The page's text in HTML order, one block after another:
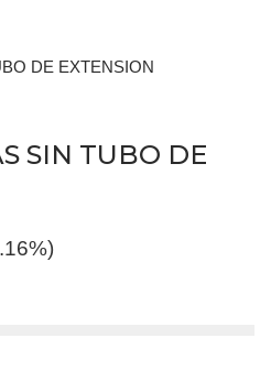
SIN TUBO DE